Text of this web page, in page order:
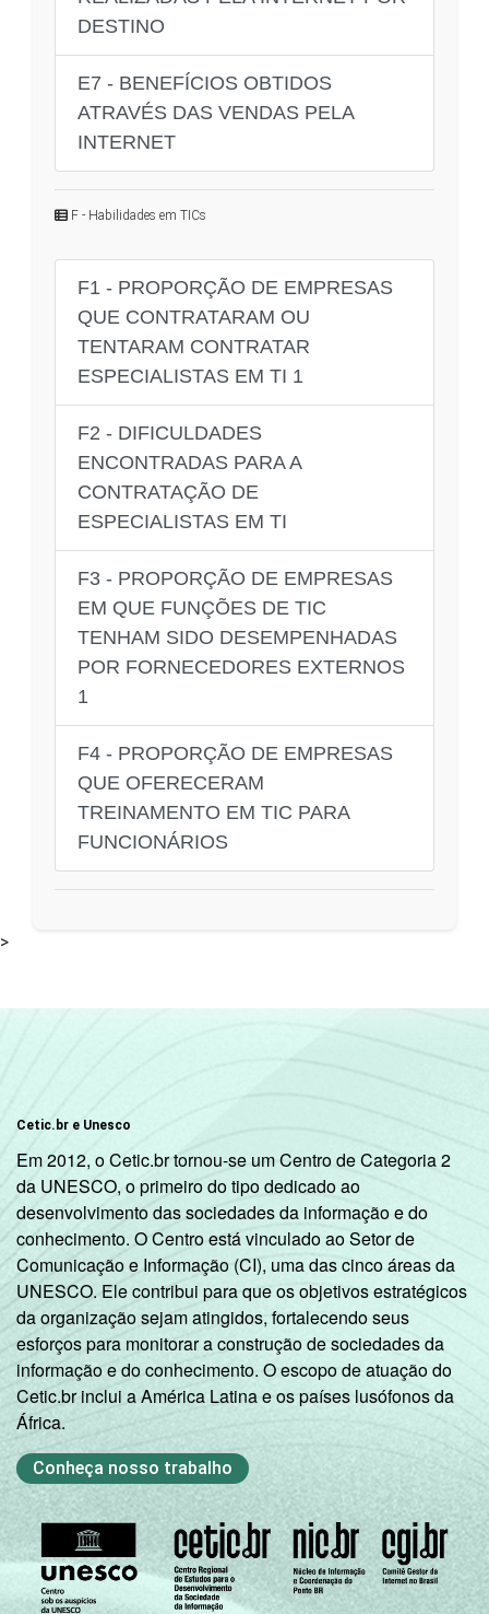
DESTINO
E7 - BENEFÍCIOS OBTIDOS
ATRAVÉS DAS VENDAS PELA
INTERNET
F - Habilidades em TICs
F1 - PROPORÇÃO DE EMPRESAS
QUE CONTRATARAM OU
TENTARAM CONTRATAR
ESPECIALISTAS EM TI 1
F2 - DIFICULDADES
ENCONTRADAS PARA A
CONTRATAÇÃO DE
ESPECIALISTAS EM TI
F3 - PROPORÇÃO DE EMPRESAS
EM QUE FUNÇÕES DE TIC
TENHAM SIDO DESEMPENHADAS
POR FORNECEDORES EXTERNOS
1
F4 - PROPORÇÃO DE EMPRESAS
QUE OFERECERAM
TREINAMENTO EM TIC PARA
FUNCIONÁRIOS
>
Cetic.br e Unesco
Em 2012, o Cetic.br tornou-se um Centro de Categoria 2
da UNESCO, o primeiro do tipo dedicado ao
desenvolvimento das sociedades da informação e do
conhecimento. O Centro está vinculado ao Setor de
Comunicação e Informação (CI), uma das cinco áreas da
UNESCO. Ele contribui para que os objetivos estratégicos
da organização sejam atingidos, fortalecendo seus
esforços para monitorar a construção de sociedades da
informação e do conhecimento. O escopo de atuação do
Cetic.br inclui a América Latina e os países lusófonos da
África.
Conheça nosso trabalho